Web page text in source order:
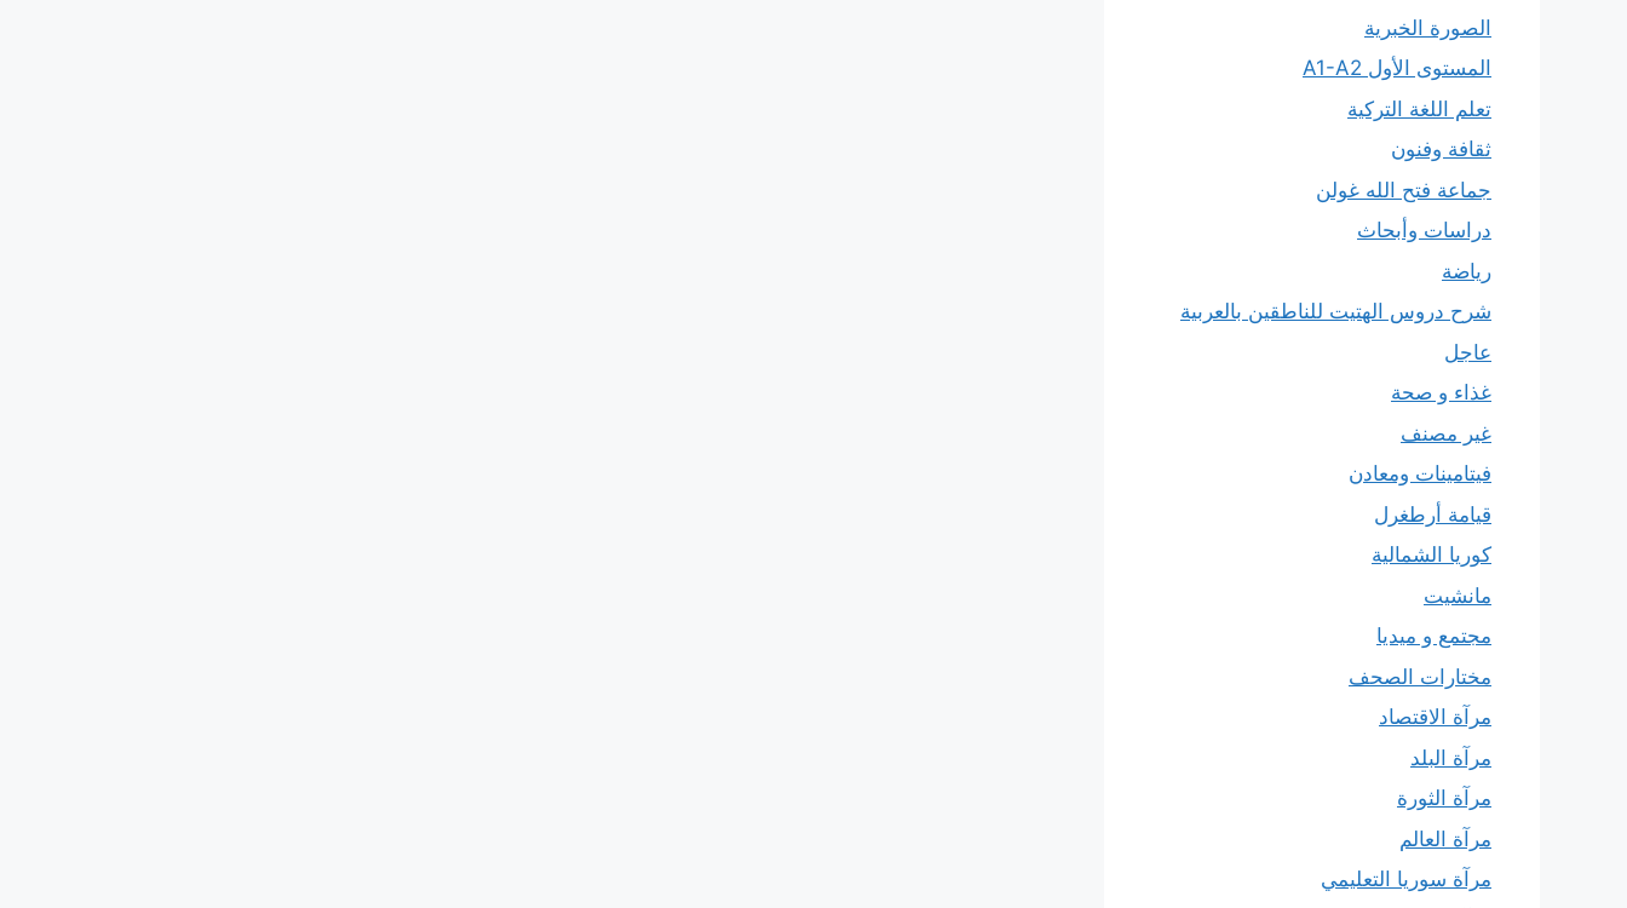
الصورة الخبرية
المستوى الأول A1-A2
تعلم اللغة التركية
ثقافة وفنون
جماعة فتح الله غولن
دراسات وأبحاث
رياضة
شرح دروس الهتيت للناطقين بالعربية
عاجل
غذاء و صحة
غير مصنف
فيتامينات ومعادن
قيامة أرطغرل
كوريا الشمالية
مانشيت
مجتمع و ميديا
مختارات الصحف
مرآة الاقتصاد
مرآة البلد
مرآة الثورة
مرآة العالم
مرآة سوريا التعليمي